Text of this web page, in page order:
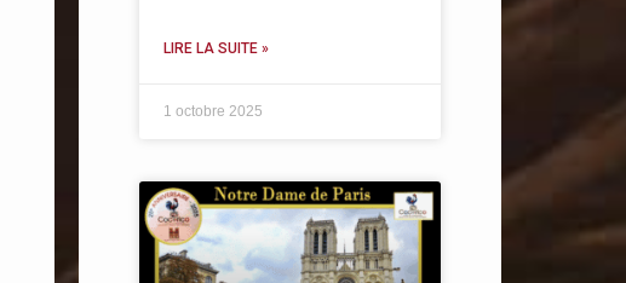
LIRE LA SUITE »
1 octobre 2025